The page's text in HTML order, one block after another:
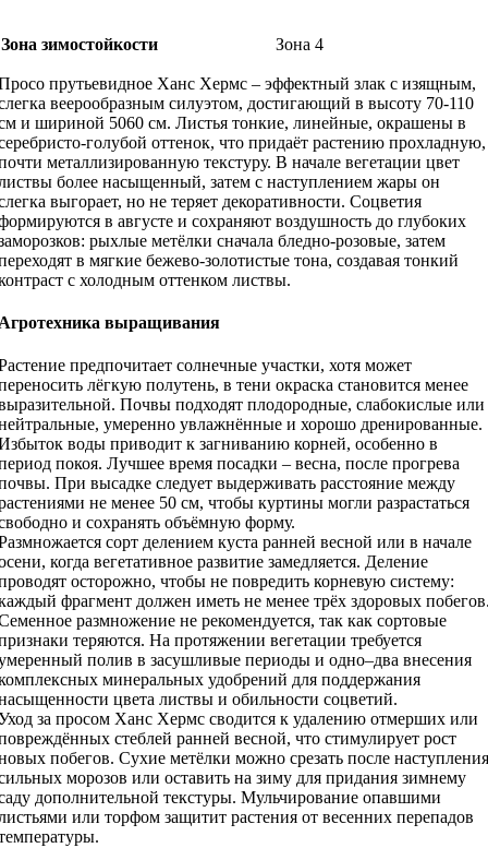
Зона зимостойкости Зона 4
прутьевидное Ханс Хермс – эффектный злак с изящным,
веерообразным силуэтом, достигающий в высоту 70-110
и шириной 5060 см. Листья тонкие, линейные, окрашены в
голубой оттенок, что придаёт растению прохладную,
металлизированную текстуру. В начале вегетации цвет
более насыщенный, затем с наступлением жары он
выгорает, но не теряет декоративности. Соцветия
в августе и сохраняют воздушность до глубоких
рыхлые метёлки сначала бледно-розовые, затем
в мягкие бежево-золотистые тона, создавая тонкий
с холодным оттенком листвы.
выращивания
предпочитает солнечные участки, хотя может
лёгкую полутень, в тени окраска становится менее
Почвы подходят плодородные, слабокислые или
умеренно увлажнённые и хорошо дренированные.
воды приводит к загниванию корней, особенно в
покоя. Лучшее время посадки – весна, после прогрева
При высадке следует выдерживать расстояние между
не менее 50 см, чтобы куртины могли разрастаться
и сохранять объёмную форму.
сорт делением куста ранней весной или в начале
когда вегетативное развитие замедляется. Деление
осторожно, чтобы не повредить корневую систему:
фрагмент должен иметь не менее трёх здоровых
размножение не рекомендуется, так как сортовые
теряются. На протяжении вегетации требуется
полив в засушливые периоды и одно–два внесения
минеральных удобрений для поддержания
цвета листвы и обильности соцветий.
за просом Ханс Хермс сводится к удалению отмерших или
стеблей ранней весной, что стимулирует рост
побегов. Сухие метёлки можно срезать после наступления
морозов или оставить на зиму для придания зимнему
дополнительной текстуры. Мульчирование опавшими
или торфом защитит растения от весенних перепадов